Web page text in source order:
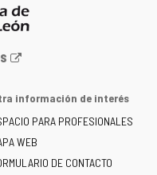
información de interés
PARA PROFESIONALES
WEB
DE CONTACTO